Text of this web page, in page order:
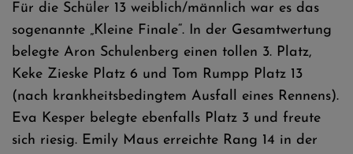
Für die Schüler 13 weiblich/männlich war es das
sogenannte „Kleine Finale“. In der Gesamtwertung
belegte Aron Schulenberg einen tollen 3. Platz,
Keke Zieske Platz 6 und Tom Rumpp Platz 13
(nach krankheitsbedingtem Ausfall eines Rennens).
Eva Kesper belegte ebenfalls Platz 3 und freute
sich riesig. Emily Maus erreichte Rang 14 in der